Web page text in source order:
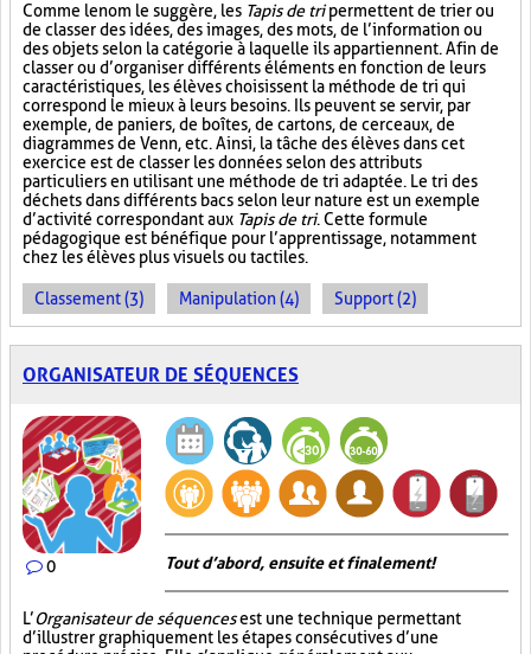
Comme le nom le suggère, les Tapis de tripermettent de trier ou
de classer des idées, des images, des mots, de l’information ou
des objets selon la catégorie à laquelle ils appartiennent. Afin de
classer ou d’organiser différents éléments en fonction de leurs
caractéristiques, les élèves choisissent la méthode de tri qui
correspond le mieux à leurs besoins. Ils peuvent se servir, par
exemple, de paniers, de boîtes, de cartons, de cerceaux, de
diagrammes de Venn, etc. Ainsi, la tâche des élèves dans cet
exercice est de classer les données selon des attributs
particuliers en utilisant une méthode de tri adaptée. Le tri des
déchets dans différents bacs selon leur nature est un exemple
d’activité correspondant aux Tapis de tri. Cette formule
pédagogique est bénéfique pour l’apprentissage, notamment
chez les élèves plus visuels ou tactiles.
Classement (3) Manipulation (4) Support (2)
ORGANISATEUR DE SÉQUENCES
0 Tout d’abord, ensuite et finalement!
L’Organisateur de séquencesest une technique permettant
d’illustrer graphiquement les étapes consécutives d’une